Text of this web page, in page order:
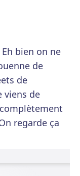
bien on ne
de
de
viens de
regarde ça